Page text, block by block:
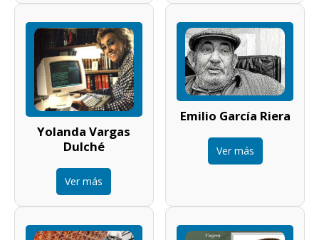
Yolanda Vargas
Dulché
Ver más
Emilio García Riera
Ver más